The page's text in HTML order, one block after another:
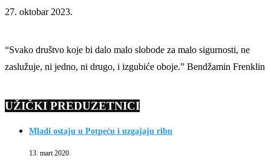
27. oktobar 2023.
“Svako društvo koje bi dalo malo slobode za malo sigurnosti, ne
zaslužuje, ni jedno, ni drugo, i izgubiće oboje.” Bendžamin Frenklin
UŽIČKI PREDUZETNICI
Mladi ostaju u Potpeću i uzgajaju ribu
13. mart 2020.